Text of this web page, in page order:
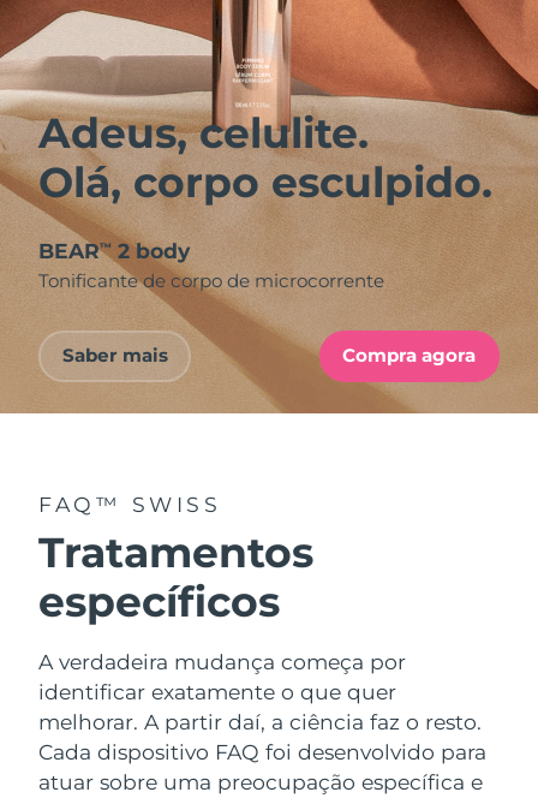
Adeus, celulite.
Olá, corpo esculpido.
BEAR™ 2 body
Tonificante de corpo de microcorrente
Saber mais Compra agora
FAQ™ SWISS
Tratamentos
específicos
A verdadeira mudança começa por
identificar exatamente o que quer
melhorar. A partir daí, a ciência faz o resto.
Cada dispositivo FAQ foi desenvolvido para
atuar sobre uma preocupação específica e